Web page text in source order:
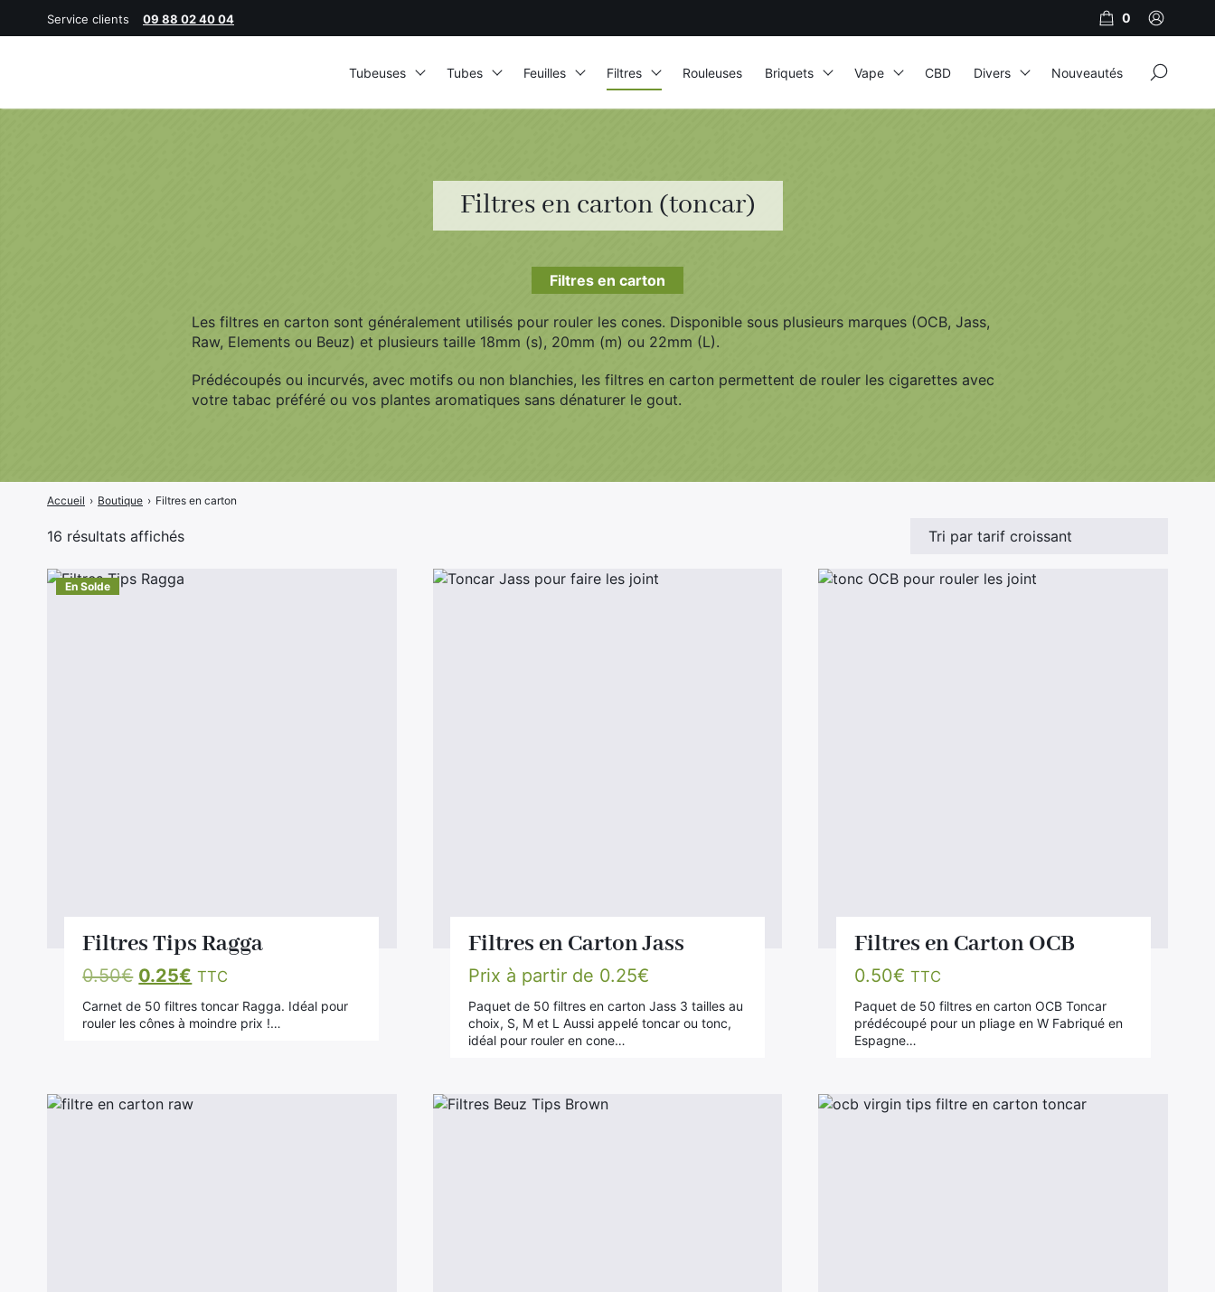
Filtres en carton (toncar)
Filtres en carton
Les filtres en carton sont généralement utilisés pour rouler les cones. Disponible sous plusieurs marques (OCB, Jass,
Raw, Elements ou Beuz) et plusieurs taille 18mm (s), 20mm (m) ou 22mm (L).
Prédécoupés ou incurvés, avec motifs ou non blanchies, les filtres en carton permettent de rouler les cigarettes avec
votre tabac préféré ou vos plantes aromatiques sans dénaturer le gout.
Accueil › Boutique › Filtres en carton
16 résultats affichésT
En Solde
Filtres Tips Ragga
0.50€ Le
prix
initial
0.25€ Le
prix
actuel
TTC
Carnet de 50 filtres toncar Ragga. Idéal pour
rouler les cônes à moindre prix !…
Filtres en Carton Jass
Prix à partir de 0.25€
Paquet de 50 filtres en carton Jass 3 tailles au
choix, S, M et L Aussi appelé toncar ou tonc,
idéal pour rouler en cone…
Filtres en Carton OCB
0.50€ TTC
Paquet de 50 filtres en carton OCB Toncar
prédécoupé pour un pliage en W Fabriqué en
Espagne…
Service clients 09 88 02 40 04 0
Tubeuses Tubes Feuilles Filtres Rouleuses Briquets Vape
50ml
CBD Divers Nouveautés